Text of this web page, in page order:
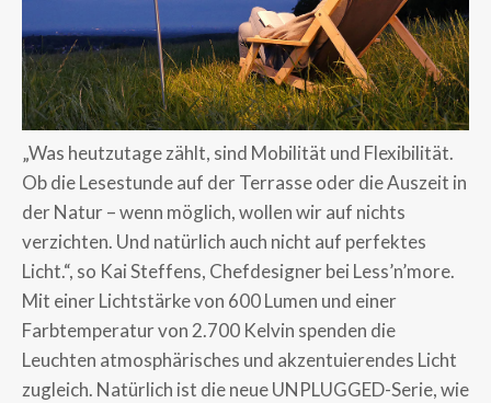
„Was heutzutage zählt, sind Mobilität und Flexibilität.
Ob die Lesestunde auf der Terrasse oder die Auszeit in
der Natur – wenn möglich, wollen wir auf nichts
verzichten. Und natürlich auch nicht auf perfektes
Licht.“, so Kai Steffens, Chefdesigner bei Less’n’more.
Mit einer Lichtstärke von 600 Lumen und einer
Farbtemperatur von 2.700 Kelvin spenden die
Leuchten atmosphärisches und akzentuierendes Licht
zugleich. Natürlich ist die neue UNPLUGGED-Serie, wie